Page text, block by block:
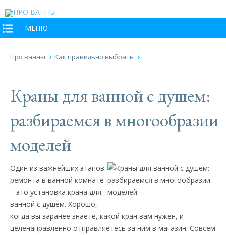
МЕНЮ
Про ванны Как правильно выбрать
Краны для ванной с душем:
разбираемся в многообразии
моделей
Один из важнейших этапов
ремонта в ванной комнате
– это установка крана для
ванной с душем. Хорошо,
когда вы заранее знаете, какой кран вам нужен, и
целенаправленно отправляетесь за ним в магазин. Совсем